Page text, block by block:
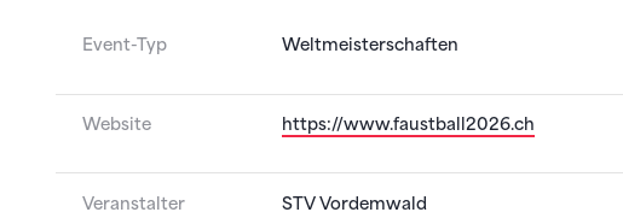
Event-Typ Weltmeisterschaften
Website https://www.faustball2026.ch
Veranstalter
STV Vordemwald